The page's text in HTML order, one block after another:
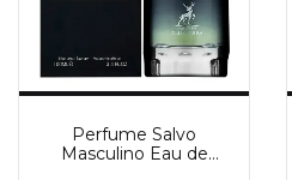
Perfume Salvo
Masculino Eau de